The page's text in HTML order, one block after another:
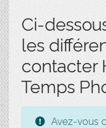
Ci-
les
contacter
Temps
Avez-vous